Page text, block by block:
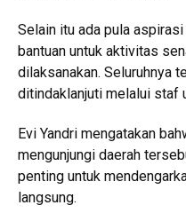
Selain itu ada pula
bantuan untuk aktivitas
dilaksanakan. Seluruhnya
ditindaklanjuti melalui staf
Evi Yandri mengatakan
mengunjungi daerah
penting untuk
langsung.